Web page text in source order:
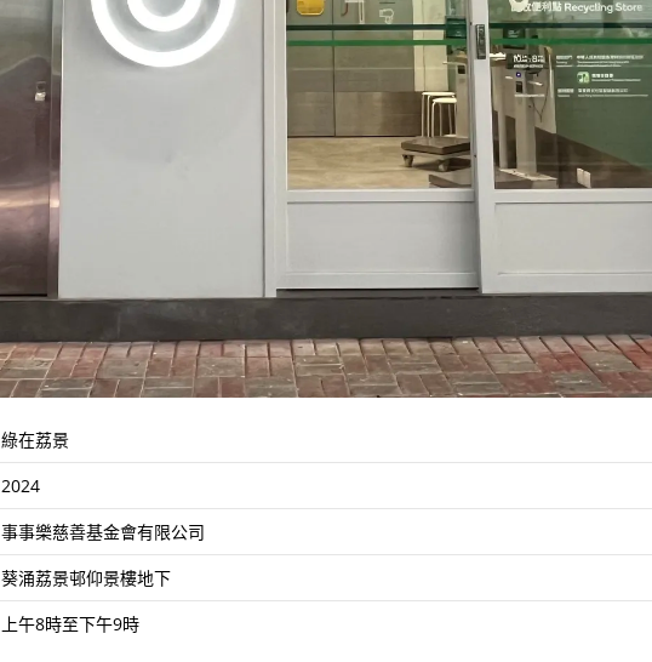
綠在荔景
2024
事事樂慈善基金會有限公司
葵涌荔景邨仰景樓地下
上午8時至下午9時